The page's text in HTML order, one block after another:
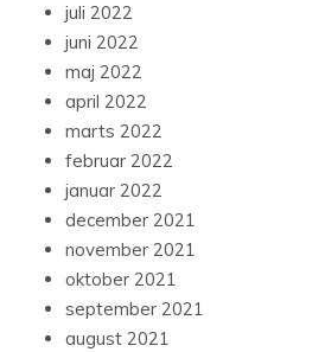
juli 2022
juni 2022
maj 2022
april 2022
marts 2022
februar 2022
januar 2022
december 2021
november 2021
oktober 2021
september 2021
august 2021